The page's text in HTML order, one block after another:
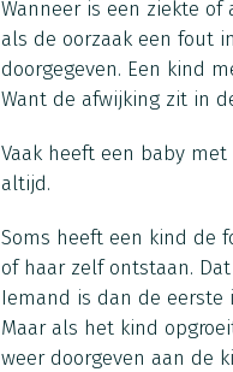
Wanneer is een ziekte
als de oorzaak een fout
doorgegeven. Een kind
Want de afwijking zit in
Vaak heeft een baby
altijd.
Soms heeft een kind de
of haar zelf ontstaan.
Iemand is dan de
Maar als het kind
weer doorgeven aan de